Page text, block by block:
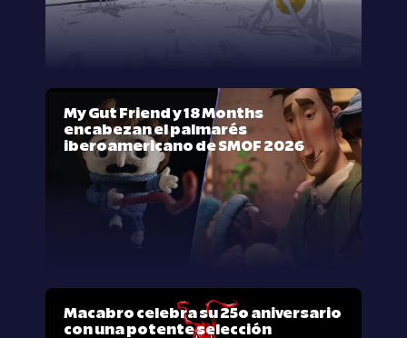
My Gut Friend y 18 Months
encabezan el palmarés
iberoamericano de SMOF 2026
Macabro celebra su 25º aniversario
con una potente selección